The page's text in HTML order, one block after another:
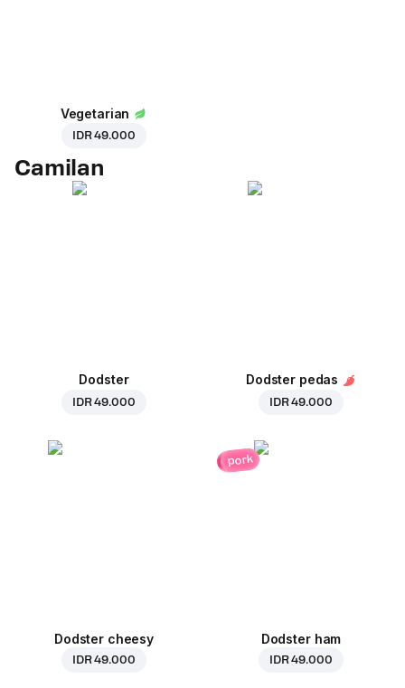
Vegetarian
IDR 49.000
Camilan
Dodster
IDR 49.000
Dodster pedas
IDR 49.000
Dodster cheesy
IDR 49.000
pork
Dodster ham
IDR 49.000